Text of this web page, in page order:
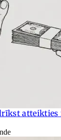
atteikties